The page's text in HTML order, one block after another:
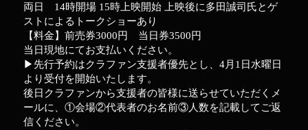
両日 14時開場 15時上映開始 上映後に多田誠司氏とゲ
ストによるトークショーあり
【料金】前売券3000円 当日券3500円
当日現地にてお支払いください。
▶︎先行予約はクラファン支援者優先とし、4月1日水曜日
より受付を開始いたします。
後日クラファンから支援者の皆様に送らせていただくメ
ールに、①会場②代表者のお名前③人数を記載してご返
信ください。